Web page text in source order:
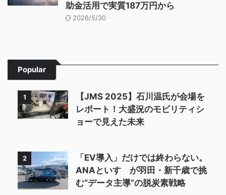
助金活用で実質187万円から
2026/5/30
Popular
1
【JMS 2025】石川温氏が会場を
レポート！大盛況のモビリティシ
ョーで見えた未来
2
「EV導入」だけでは終わらない。
ANAといすゞが羽田・新千歳で挑
む“データ主導”の脱炭素戦略